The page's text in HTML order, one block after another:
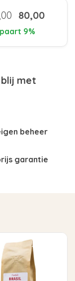
80,00
9%
met
beheer
garantie